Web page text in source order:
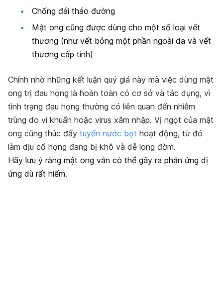
Chống đái tháo đường
Mật ong cũng được dùng cho một số loại vết
thương (như vết bỏng một phần ngoài da và vết
thương cấp tính)
Chính nhờ những kết luận quý giá này mà việc dùng mật
ong trị đau họng là hoàn toàn có cơ sở và tác dụng, vì
tình trạng đau họng thường có liên quan đến nhiễm
trùng do vi khuẩn hoặc virus xâm nhập. Vị ngọt của mật
ong cũng thúc đẩy tuyến nước bọt hoạt động, từ đó
làm dịu cổ họng đang bị khô và dễ long đờm.
Hãy lưu ý rằng mật ong vẫn có thể gây ra phản ứng dị
ứng dù rất hiếm.